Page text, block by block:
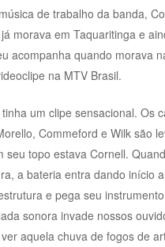
de trabalho da banda,
morava em Taquaritinga e
acompanha quando morava
na MTV Brasil.
um clipe sensacional. Os
Commeford e Wilk são
topo estava Cornell.
a bateria entra dando início
e pega seu
sonora invade nossos
aquela chuva de fogos de